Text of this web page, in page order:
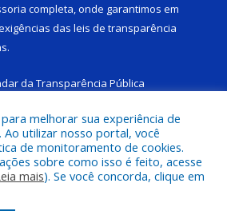
completa, onde garantimos em
das leis de transparência
da Transparência Pública
a Câmara Municipal de Ponta de
Pedras.
melhorar sua experiência de
utilizar nosso portal, você
de monitoramento de cookies.
sobre como isso é feito, acesse
mais). Se você concorda, clique em